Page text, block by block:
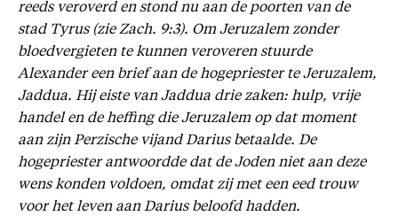
reeds veroverd en stond nu aan de poorten van de
stad Tyrus (zie Zach. 9:3). Om Jeruzalem zonder
bloedvergieten te kunnen veroveren stuurde
Alexander een brief aan de hogepriester te Jeruzalem,
Jaddua. Hij eiste van Jaddua drie zaken: hulp, vrije
handel en de heffing die Jeruzalem op dat moment
aan zijn Perzische vijand Darius betaalde. De
hogepriester antwoordde dat de Joden niet aan deze
wens konden voldoen, omdat zij met een eed trouw
voor het leven aan Darius beloofd hadden.